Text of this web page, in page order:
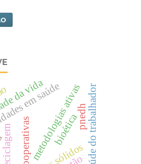
reciclagem cooperativas
em saúde saúde do trabalhador
bioética
da vidametodologias ativas
pnedh